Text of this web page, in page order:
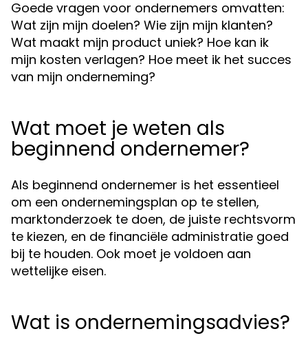
Goede vragen voor ondernemers omvatten:
Wat zijn mijn doelen? Wie zijn mijn klanten?
Wat maakt mijn product uniek? Hoe kan ik
mijn kosten verlagen? Hoe meet ik het succes
van mijn onderneming?
Wat moet je weten als
beginnend ondernemer?
Als beginnend ondernemer is het essentieel
om een ondernemingsplan op te stellen,
marktonderzoek te doen, de juiste rechtsvorm
te kiezen, en de financiële administratie goed
bij te houden. Ook moet je voldoen aan
wettelijke eisen.
Wat is ondernemingsadvies?